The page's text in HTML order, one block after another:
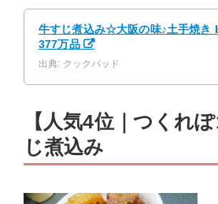
牛すじ煮込み☆大阪の味♪土手焼き
377万品
出典: クックパッド
【人気4位｜つくれ
じ煮込み